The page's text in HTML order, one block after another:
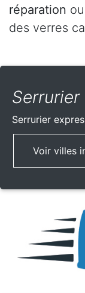
réparation
des verres
Serrurier
Voir villes